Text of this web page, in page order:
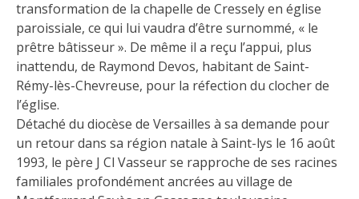
transformation de la chapelle de Cressely en église
paroissiale, ce qui lui vaudra d’être surnommé, « le
prêtre bâtisseur ». De même il a reçu l’appui, plus
inattendu, de Raymond Devos, habitant de Saint-
Rémy-lès-Chevreuse, pour la réfection du clocher de
l’église.
Détaché du diocèse de Versailles à sa demande pour
un retour dans sa région natale à Saint-lys le 16 août
1993, le père J Cl Vasseur se rapproche de ses racines
familiales profondément ancrées au village de